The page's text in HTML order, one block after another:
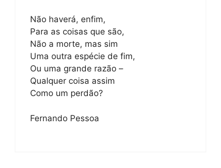
Não haverá, enfim,
Para as coisas que são,
Não a morte, mas sim
Uma outra espécie de fim,
Ou uma grande razão –
Qualquer coisa assim
Como um perdão?
Fernando Pessoa